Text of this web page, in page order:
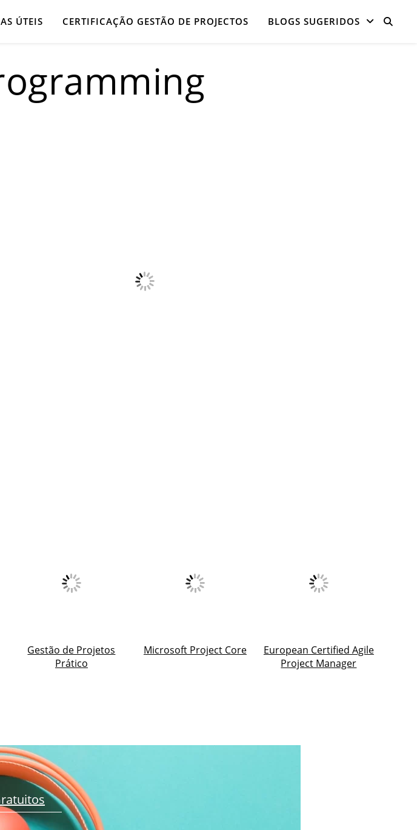
ÚTEIS CERTIFICAÇÃO GESTÃO DE PROJECTOS BLOGS SUGERIDOS
Gestão de Projetos
Prático
Microsoft Project Core
European Certified Agile
Project Manager